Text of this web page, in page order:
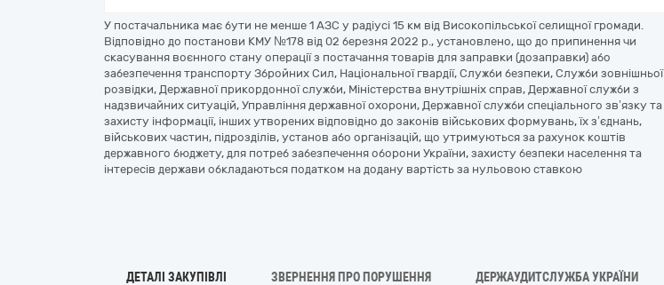
У постачальника має бути не менше 1 АЗС у радіусі 15 км від Високопільської селищної громади.
Відповідно до постанови КМУ №178 від 02 березня 2022 р., установлено, що до припинення чи
скасування воєнного стану операції з постачання товарів для заправки (дозаправки) або
забезпечення транспорту Збройних Сил, Національної гвардії, Служби безпеки, Служби зовнішньої
розвідки, Державної прикордонної служби, Міністерства внутрішніх справ, Державної служби з
надзвичайних ситуацій, Управління державної охорони, Державної служби спеціального зв’язку та
захисту інформації, інших утворених відповідно до законів військових формувань, їх з’єднань,
військових частин, підрозділів, установ або організацій, що утримуються за рахунок коштів
державного бюджету, для потреб забезпечення оборони України, захисту безпеки населення та
інтересів держави обкладаються податком на додану вартість за нульовою ставкою
ДЕТАЛІ ЗАКУПІВЛІ ЗВЕРНЕННЯ ПРО ПОРУШЕННЯ ДЕРЖАУДИТСЛУЖБА УКРАЇНИ